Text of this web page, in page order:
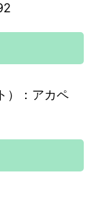
）：アカペ